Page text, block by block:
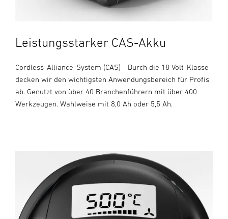
Leistungsstarker CAS-Akku
Cordless-Alliance-System (CAS) - Durch die 18 Volt-Klasse
decken wir den wichtigsten Anwendungsbereich für Profis
ab. Genutzt von über 40 Branchenführern mit über 400
Werkzeugen. Wahlweise mit 8,0 Ah oder 5,5 Ah.